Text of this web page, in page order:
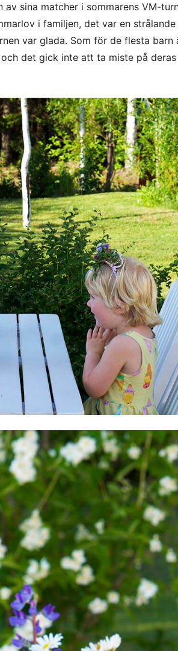
sina matcher i sommarens VM-
i familjen, det var en
var glada. Som för de flesta barn
det gick inte att ta miste på deras